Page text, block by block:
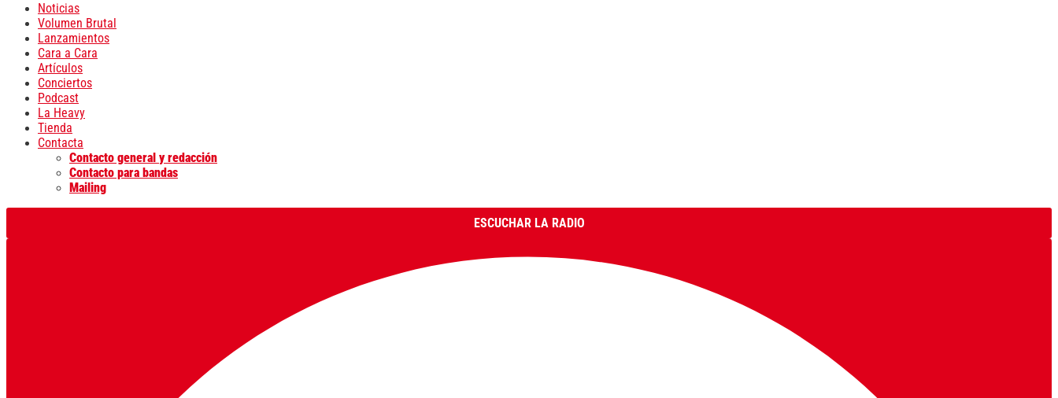
Noticias
Volumen Brutal
Lanzamientos
Cara a Cara
Artículos
Conciertos
Podcast
La Heavy
Tienda
Contacta
Contacto general y redacción
Contacto para bandas
Mailing
ESCUCHAR LA RADIO